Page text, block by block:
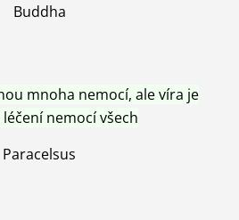
Buddha
mnoha nemocí, ale víra je
nemocí všech
Paracelsus